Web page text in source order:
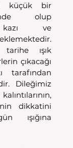
küçük bir
olup
kazı ve
tarihe ışık
çıkacağı
Dileğimiz
dikkatini
ışığına